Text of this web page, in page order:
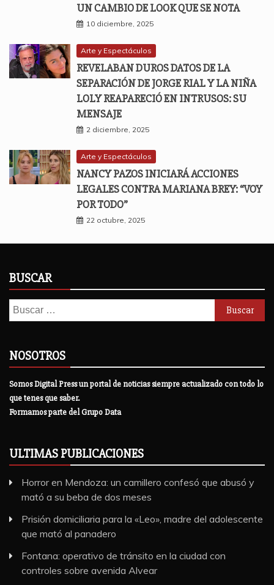
UN CAMBIO DE LOOK QUE SE NOTA
10 diciembre, 2025
Arte y Espectáculos
REVELABAN DUROS DATOS DE LA
SEPARACIÓN DE JORGE RIAL Y LA NIÑA
LOLY REAPARECIÓ EN INTRUSOS: SU
MENSAJE
2 diciembre, 2025
Arte y Espectáculos
NANCY PAZOS INICIARÁ ACCIONES
LEGALES CONTRA MARIANA BREY: “VOY
POR TODO”
22 octubre, 2025
BUSCAR
Buscar:
NOSOTROS
Somos Digital Press un portal de noticias siempre actualizado con todo lo
que tenes que saber.
Formamos parte del Grupo Data
ULTIMAS PUBLICACIONES
Horror en Mendoza: un camillero confesó que abusó y
mató a su beba de dos meses
Prisión domiciliaria para la «Leo», madre del adolescente
que mató al panadero
Fontana: operativo de tránsito en la ciudad con
controles sobre avenida Alvear